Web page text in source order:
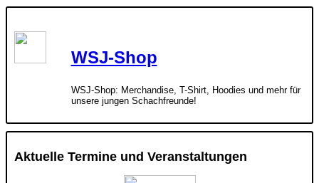
WSJ-Shop
WSJ-Shop: Merchandise, T-Shirt, Hoodies und mehr für
unsere jungen Schachfreunde!
Aktuelle Termine und Veranstaltungen